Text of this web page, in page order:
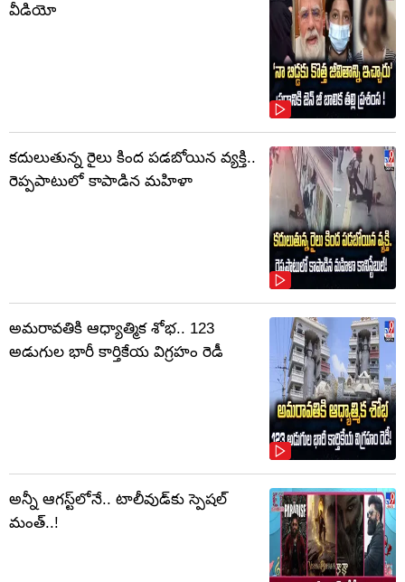
వీడియో
కదులుతున్న రైలు కింద పడబోయిన వ్యక్తి..
రెప్పపాటులో కాపాడిన మహిళా
అమరావతికి ఆధ్యాత్మిక శోభ.. 123
అడుగుల భారీ కార్తికేయ విగ్రహం రెడీ
అన్నీ ఆగస్ట్‌లోనే.. టాలీవుడ్‌కు స్పెషల్
మంత్..!